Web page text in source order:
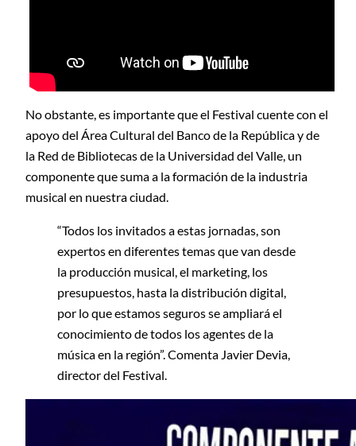
No obstante, es importante que el Festival cuente con el
apoyo del Área Cultural del Banco de la República y de
la Red de Bibliotecas de la Universidad del Valle, un
componente que suma a la formación de la industria
musical en nuestra ciudad.
“Todos los invitados a estas jornadas, son
expertos en diferentes temas que van desde
la producción musical, el marketing, los
presupuestos, hasta la distribución digital,
por lo que estamos seguros se ampliará el
conocimiento de todos los agentes de la
música en la región”. Comenta Javier Devia,
director del Festival.